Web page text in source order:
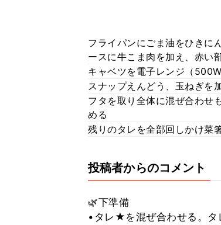
フライパンにごま油をひきに
ースに牛こま肉を加え、赤い
キャベツを電子レンジ（
スナップえんどう、玉ねぎを
フタを取り全体に混ぜ合わせ
める
残りのタレを全部回しかけ菜
投稿者からのコメント
🌿下準備
•タレ★を混ぜ合わせる。タ